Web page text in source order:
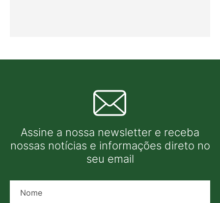
Assine a nossa newsletter e receba
nossas notícias e informações direto no
seu email